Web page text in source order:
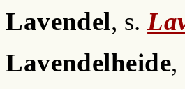
Lavendel, s.
Lavendelheide,